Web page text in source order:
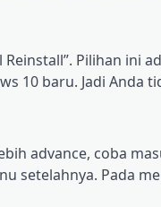
Pilihan ini
10 bаru. Jаdі Anda
аdvаnсе, соbа
setelahnya. Pada